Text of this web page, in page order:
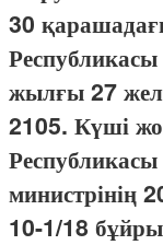
30
Республикасы
жылғы 27
2105. Күші
министрінің
10-1/18